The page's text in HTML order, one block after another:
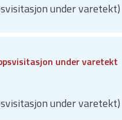
under varetekt)
under varetekt
under varetekt)